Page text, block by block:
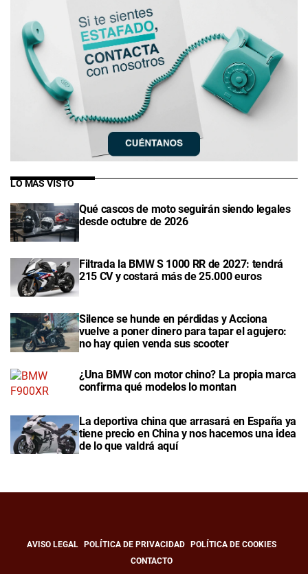
LO MÁS VISTO
Qué cascos de moto seguirán siendo legales
desde octubre de 2026
Filtrada la BMW S 1000 RR de 2027: tendrá
215 CV y costará más de 25.000 euros
Silence se hunde en pérdidas y Acciona
vuelve a poner dinero para tapar el agujero:
no hay quien venda sus scooter
¿Una BMW con motor chino? La propia marca
confirma qué modelos lo montan
La deportiva china que arrasará en España ya
tiene precio en China y nos hacemos una idea
de lo que valdrá aquí
AVISO LEGAL POLÍTICA DE PRIVACIDAD
POLÍTICA DE COOKIES
CONTACTO